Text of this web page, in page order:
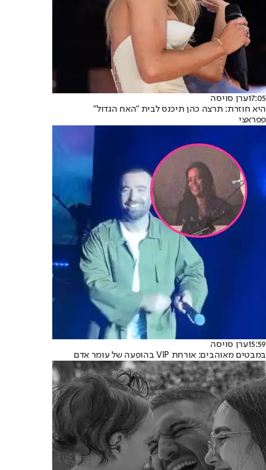
17:05ערן סויסה
היא חוזרת: תרצה כהן תיכנס לבית "האח הגדול"
פפראצי
15:59ערן סויסה
במבטים מאוהבים: אורחת VIP בהופעה של עומר אדם